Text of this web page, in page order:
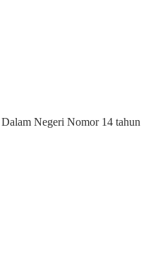
Negeri Nomor 14 tahun